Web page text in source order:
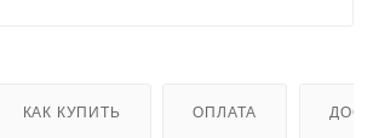
КАК КУПИТЬ ОПЛАТА